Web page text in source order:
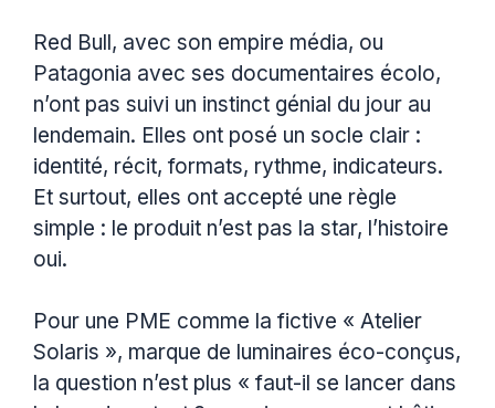
Red Bull, avec son empire média, ou
Patagonia avec ses documentaires écolo,
n’ont pas suivi un instinct génial du jour au
lendemain. Elles ont posé un socle clair :
identité, récit, formats, rythme, indicateurs.
Et surtout, elles ont accepté une règle
simple : le produit n’est pas la star, l’histoire
oui.
Pour une PME comme la fictive « Atelier
Solaris », marque de luminaires éco-conçus,
la question n’est plus « faut-il se lancer dans